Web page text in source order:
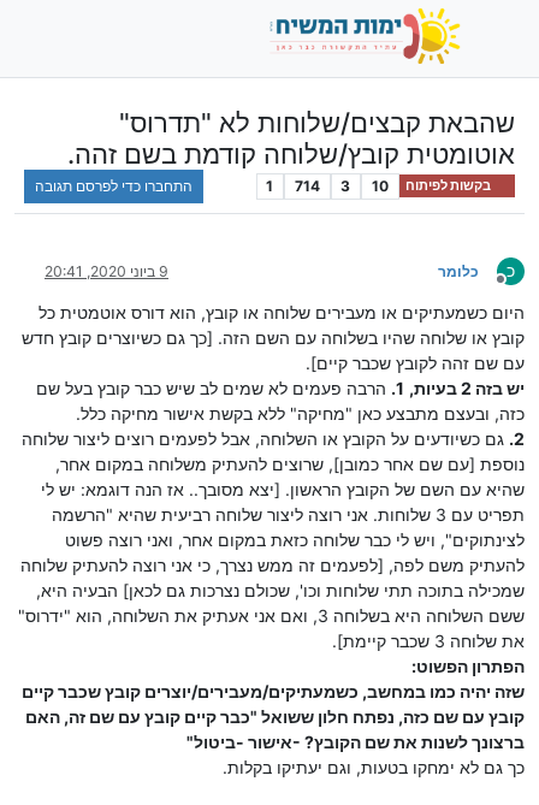
שהבאת קבצים/שלוחות לא "תדרוס"
אוטומטית קובץ/שלוחה קודמת בשם זהה.
בקשות לפיתוח 10
3
714
1 התחברו כדי לפרסם תגובה
כ
מנותק
כלומר 9 ביוני 2020, 20:41
היום כשמעתיקים או מעבירים שלוחה או קובץ, הוא דורס אוטמטית כל
קובץ או שלוחה שהיו בשלוחה עם השם הזה. [כך גם כשיוצרים קובץ חדש
עם שם זהה לקובץ שכבר קיים].
יש בזה 2 בעיות,
1. הרבה פעמים לא שמים לב שיש כבר קובץ בעל שם
כזה, ובעצם מתבצע כאן "מחיקה" ללא בקשת אישור מחיקה כלל.
2. גם כשיודעים על הקובץ או השלוחה, אבל לפעמים רוצים ליצור שלוחה
נוספת [עם שם אחר כמובן], שרוצים להעתיק משלוחה במקום אחר,
שהיא עם השם של הקובץ הראשון. [יצא מסובך.. אז הנה דוגמא: יש לי
תפריט עם 3 שלוחות. אני רוצה ליצור שלוחה רביעית שהיא "הרשמה
לצינתוקים", ויש לי כבר שלוחה כזאת במקום אחר, ואני רוצה פשוט
להעתיק משם לפה, [לפעמים זה ממש נצרך, כי אני רוצה להעתיק שלוחה
שמכילה בתוכה תתי שלוחות וכו', שכולם נצרכות גם לכאן] הבעיה היא,
ששם השלוחה היא בשלוחה 3, ואם אני אעתיק את השלוחה, הוא "ידרוס"
את שלוחה 3 שכבר קיימת].
הפתרון הפשוט:
שזה יהיה כמו במחשב, כשמעתיקים/מעבירים/יוצרים קובץ שכבר קיים
קובץ עם שם כזה, נפתח חלון ששואל "כבר קיים קובץ עם שם זה, האם
ברצונך לשנות את שם הקובץ? -אישור -ביטול"
כך גם לא ימחקו בטעות, וגם יעתיקו בקלות.